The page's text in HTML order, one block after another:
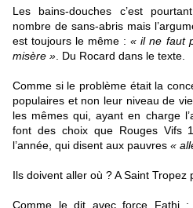
Les bains-douches c’est
nombre de sans-abris mais
est toujours le même :« il ne faut
misère » . Du Rocard dans le texte.
Comme si le problème était la
populaires et non leur niveau de
les mêmes qui, ayant en charge
font des choix que Rouges Vifs
l’année, qui disent aux pauvres «
Ils doivent aller où ? A Saint
Comme le dit avec force Fathi :